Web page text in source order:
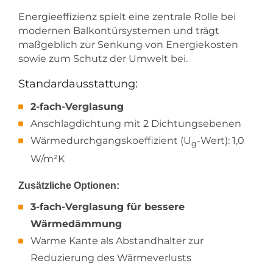
Energieeffizienz spielt eine zentrale Rolle bei
modernen Balkontürsystemen und trägt
maßgeblich zur Senkung von Energiekosten
sowie zum Schutz der Umwelt bei.
Standardausstattung:
2-fach-Verglasung
Anschlagdichtung mit 2 Dichtungsebenen
Wärmedurchgangskoeffizient (Ug-Wert): 1,0
W/m²K
Zusätzliche Optionen:
3-fach-Verglasung für bessere
Wärmedämmung
Warme Kante als Abstandhalter zur
Reduzierung des Wärmeverlusts